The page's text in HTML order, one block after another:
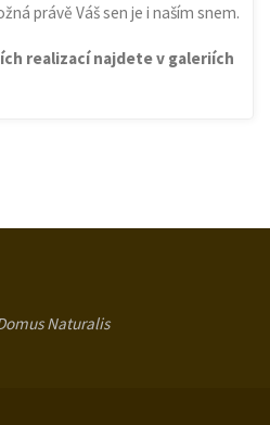
právě Váš sen je i naším snem.
realizací najdete v galeriích
Naturalis